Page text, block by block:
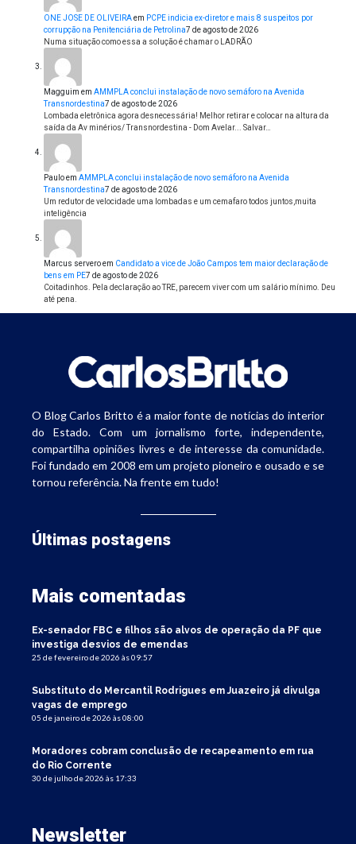
ONE JOSE DE OLIVEIRAem PCPE indicia ex-diretor e mais 8 suspeitos por
corrupção na Penitenciária de Petrolina7 de agosto de 2026
Numa situação como essa a solução é chamar o LADRÃO
Magguim em AMMPLA conclui instalação de novo semáforo na Avenida
Transnordestina7 de agosto de 2026
Lombada eletrônica agora desnecessária! Melhor retirar e colocar na altura da
saída da Av minérios/ Transnordestina - Dom Avelar... Salvar…
Pauloem AMMPLA conclui instalação de novo semáforo na Avenida
Transnordestina7 de agosto de 2026
Um redutor de velocidade uma lombadas e um cemafaro todos juntos,muita
inteligência
Marcus serveroem Candidato a vice de João Campos tem maior declaração de
bens em PE7 de agosto de 2026
Coitadinhos. Pela declaração ao TRE, parecem viver com um salário mínimo. Deu
até pena.
O Blog Carlos Britto é a maior fonte de notícias do interior
do Estado. Com um jornalismo forte, independente,
compartilha opiniões livres e de interesse da comunidade.
Foi fundado em 2008 em um projeto pioneiro e ousado e se
tornou referência. Na frente em tudo!
Últimas postagens
Mais comentadas
Ex-senador FBC e filhos são alvos de operação da PF que
investiga desvios de emendas
25 de fevereiro de 2026 às 09:57
Substituto do Mercantil Rodrigues em Juazeiro já divulga
vagas de emprego
05 de janeiro de 2026 às 08:00
Moradores cobram conclusão de recapeamento em rua
do Rio Corrente
30 de julho de 2026 às 17:33
Newsletter